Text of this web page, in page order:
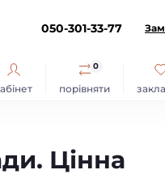
050-301-33-77
порівняти
0
Цінна